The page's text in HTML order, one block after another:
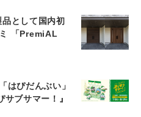
として国内初
「PremiAL
はぴだんぶい」
ブサマー！』